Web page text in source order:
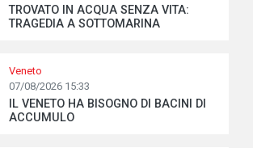
TROVATO IN ACQUA SENZA VITA:
TRAGEDIA A SOTTOMARINA
Veneto
07/08/2026 15:33
IL VENETO HA BISOGNO DI BACINI DI
ACCUMULO